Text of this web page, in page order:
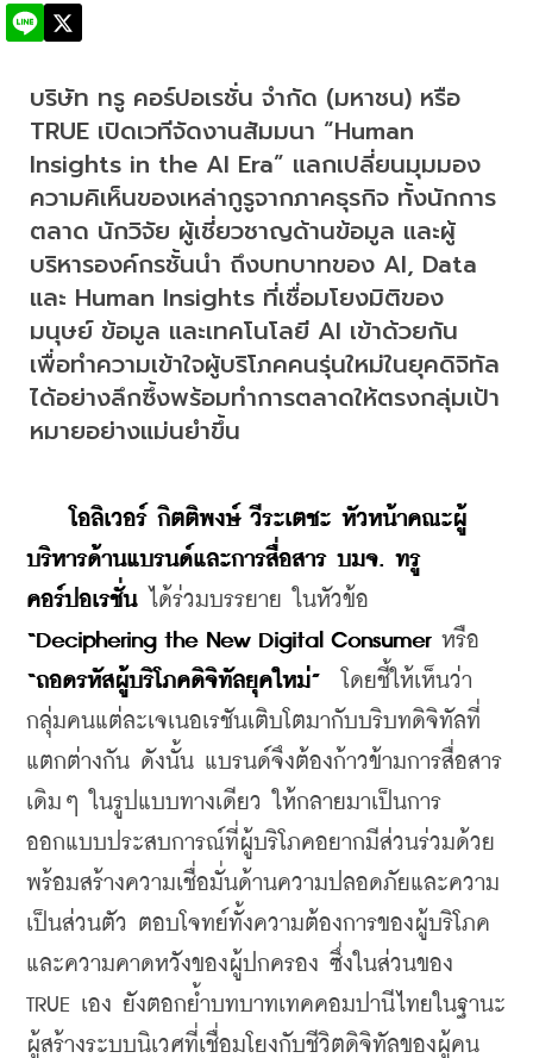
บริษัท ทรู คอร์ปอเรชั่น จำกัด (มหาชน) หรือ
TRUE เปิดเวทีจัดงานสัมมนา “Human
Insights in the AI Era” แลกเปลี่ยนมุมมอง
ความคิเห็นของเหล่ากูรูจากภาคธุรกิจ ทั้งนักการ
ตลาด นักวิจัย ผู้เชี่ยวชาญด้านข้อมูล และผู้
บริหารองค์กรชั้นนำ ถึงบทบาทของ AI, Data
และ Human Insights ที่เชื่อมโยงมิติของ
มนุษย์ ข้อมูล และเทคโนโลยี AI เข้าด้วยกัน
เพื่อทำความเข้าใจผู้บริโภคคนรุ่นใหม่ในยุคดิจิทัล
ได้อย่างลึกซึ้งพร้อมทำการตลาดให้ตรงกลุ่มเป้า
หมายอย่างแม่นยำขึ้น
โอลิเวอร์ กิตติพงษ์ วีระเตชะ หัวหน้าคณะผู้
บริหารด้านแบรนด์และการสื่อสาร บมจ. ทรู
คอร์ปอเรชั่น ไ
“Deciphering the New Digital Consumer
“ถอดรหัสผู้บริโภคดิจิทัลยุคใหม่” โดยชี้ให้เห็นว่า
กลุ่มคนแต่ละเจเนอเรชันเติบโตมากับบริบทดิจิทัลที่
แตกต่างกัน ดังนั้น แบรนด์จึงต้องก้าวข้ามการสื่อสาร
เดิมๆ ในรูปแบบทางเดียว ให้กลายมาเป็นการ
ออกแบบประสบการณ์ที่ผู้บริโภคอยากมีส่วนร่วมด้วย
พร้อมสร้างความเชื่อมั่นด้านความปลอดภัยและความ
เป็นส่วนตัว ตอบโจทย์ทั้งความต้องการของผู้บริโภค
และความคาดหวังของผู้ปกครอง ซึ่งในส่วนของ
TRUE เอง ยังตอกย้ำบทบาทเทคคอมปานีไทยในฐานะ
ผู้สร้างระบบนิเวศที่เชื่อมโยงกับชีวิตดิจิทัลของผู้คน